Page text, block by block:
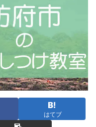
はてブ